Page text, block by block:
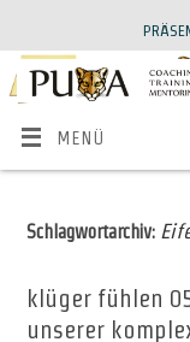
MENÜ
Schlagwortarchiv:
klüger fühlen
unserer